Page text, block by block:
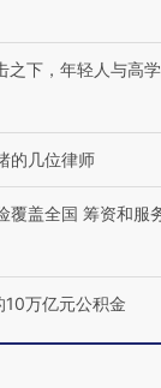
之下，年轻人与高
的几位律师
覆盖全国 筹资和服
10万亿元公积金